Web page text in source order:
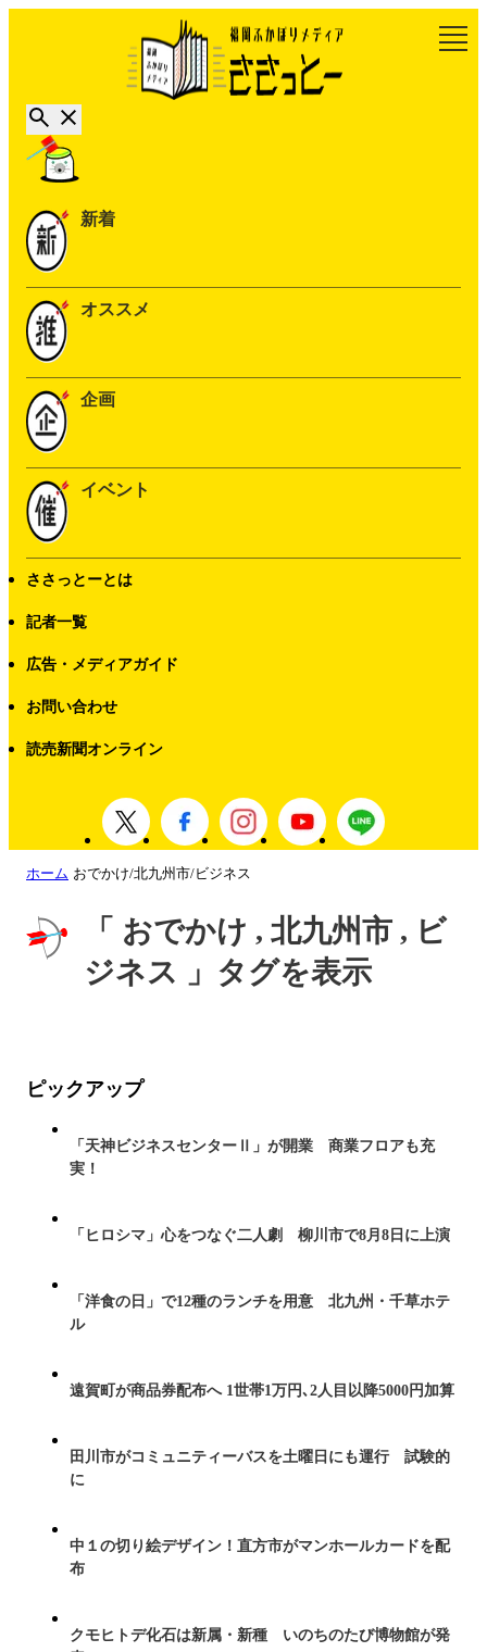
新着
オススメ
企画
イベント
ささっとーとは
記者一覧
広告・メディアガイド
お問い合わせ
読売新聞オンライン
ホーム おでかけ/北九州市/ビジネス
「 おでかけ , 北九州市 , ビ
ジネス 」タグを表示
ピックアップ
「天神ビジネスセンターⅡ」が開業 商業フロアも充
実！
「ヒロシマ」心をつなぐ二人劇 柳川市で8月8日に上演
「洋食の日」で12種のランチを用意 北九州・千草ホテ
ル
遠賀町が商品券配布へ 1世帯1万円､2人目以降5000円加算
田川市がコミュニティーバスを土曜日にも運行 試験的
に
中１の切り絵デザイン！直方市がマンホールカードを配
布
クモヒトデ化石は新属・新種 いのちのたび博物館が発